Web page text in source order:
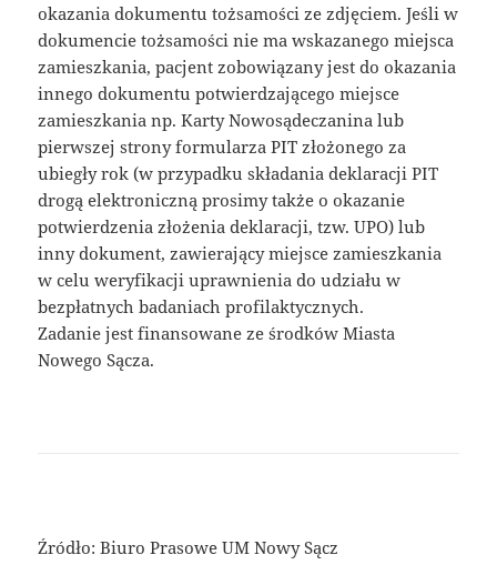
okazania dokumentu tożsamości ze zdjęciem. Jeśli w
dokumencie tożsamości nie ma wskazanego miejsca
zamieszkania, pacjent zobowiązany jest do okazania
innego dokumentu potwierdzającego miejsce
zamieszkania np. Karty Nowosądeczanina lub
pierwszej strony formularza PIT złożonego za
ubiegły rok (w przypadku składania deklaracji PIT
drogą elektroniczną prosimy także o okazanie
potwierdzenia złożenia deklaracji, tzw. UPO) lub
inny dokument, zawierający miejsce zamieszkania
w celu weryfikacji uprawnienia do udziału w
bezpłatnych badaniach profilaktycznych.
Zadanie jest finansowane ze środków Miasta
Nowego Sącza.
Źródło: Biuro Prasowe UM Nowy Sącz